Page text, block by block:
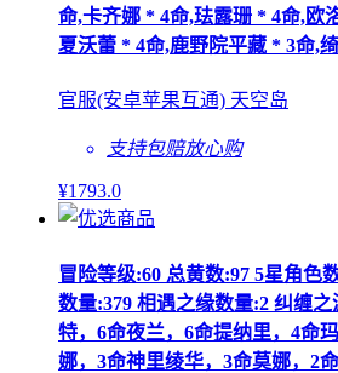
命,卡齐娜 * 4命,珐露珊 * 4命,欧
夏沃蕾 * 4命,鹿野院平藏 * 3命,
官服(安卓苹果互通) 天空岛
支持包赔放心购
¥1793.0
冒险等级:60 总黄数:97 5星角色
数量:379 相遇之缘数量:2 纠缠
特，6命夜兰，6命提纳里，4命
娜，3命神里绫华，3命莫娜，2